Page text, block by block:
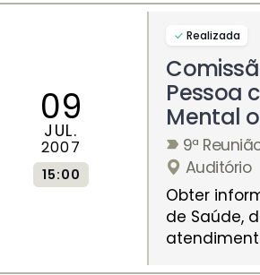
09
JUL.
2007
15:00
Realizada
Pessoa
Mental
9ª
Auditório
Obter
de Saúde,
atendiment